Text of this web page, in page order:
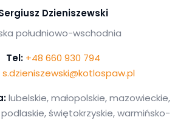
Dzieniszewski
południowo-wschodnia
Tel: +48 660 930 794
s.dzieniszewski@kotlospaw.pl
lubelskie, małopolskie, mazowieckie,
świętokrzyskie, warmińsko-